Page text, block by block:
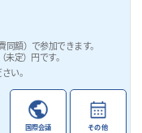
額）で参加できます。
定）円です。
い。
国際会議 その他